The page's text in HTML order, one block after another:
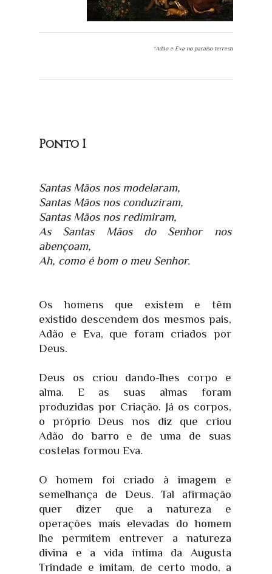
“Adão e Eva no paraíso terrestre”, de Peter
Ponto I
Santas Mãos nos modelaram,
Santas Mãos nos conduziram,
Santas Mãos nos redimiram,
As Santas Mãos do Senhor nos
abençoam,
Ah, como é bom o meu Senhor.
Os homens que existem e têm
existido descendem dos mesmos pais,
Adão e Eva, que foram criados por
Deus.
Deus os criou dando-lhes corpo e
alma. E as suas almas foram
produzidas por Criação. Já os corpos,
o próprio Deus nos diz que criou
Adão do barro e de uma de suas
costelas formou Eva.
O homem foi criado à imagem e
semelhança de Deus. Tal afirmação
quer dizer que a natureza e
operações mais elevadas do homem
lhe permitem entrever a natureza
divina e a vida íntima da Augusta
Trindade e imitam, de certo modo, a